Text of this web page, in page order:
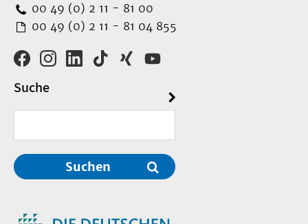
00 49 (0) 2 11 - 81 00
00 49 (0) 2 11 - 81 04 855
Suche
Suchen